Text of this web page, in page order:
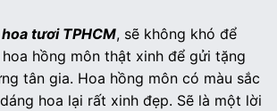
tươi TPHCM, sẽ không khó để
hồng môn thật xinh để gửi tặng
tân gia. Hoa hồng môn có màu sắc
hoa lại rất xinh đẹp. Sẽ là một lời